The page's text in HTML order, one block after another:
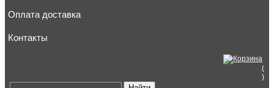
Оплата доставка
Контакты
(
)